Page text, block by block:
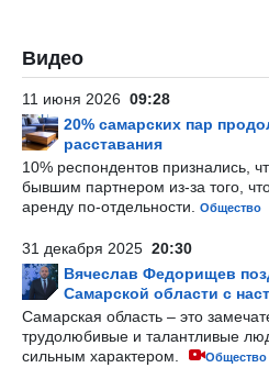
Видео
11 июня 2026 09:28
20% самарских пар
расставания
10% респондентов признались,
бывшим партнером из-за того,
аренду по-отдельности.
Общество
31 декабря 2025 20:30
Вячеслав Федорищев
Самарской области с
Самарская область – это
трудолюбивые и талантливые
сильным характером.
Общество